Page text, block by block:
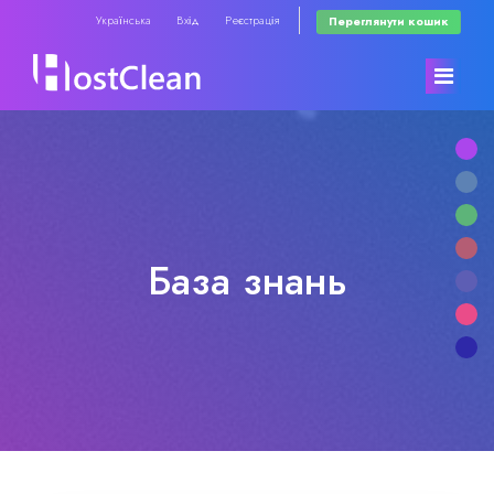
Українська Вхід Реєстрація Переглянути кошик
База знань